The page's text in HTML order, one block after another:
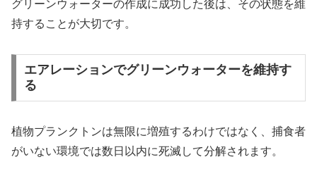
グリーンウォーターの作成に成功した後は、その状態を維
持することが大切です。
エアレーションでグリーンウォーターを維持す
る
植物プランクトンは無限に増殖するわけではなく、捕食者
がいない環境では数日以内に死滅して分解されます。